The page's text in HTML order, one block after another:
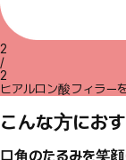
2
/
2
ヒアルロン酸フィラー
こんな方にお
口角のたるみを笑